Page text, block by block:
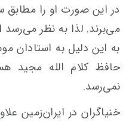
در این صورت او را مطابق
می‌برند. لذا به نظر
به این دلیل به استادان
حافظ کلام الله مجید
نمی‌رسد.
خنیاگران در ایران‌زمین